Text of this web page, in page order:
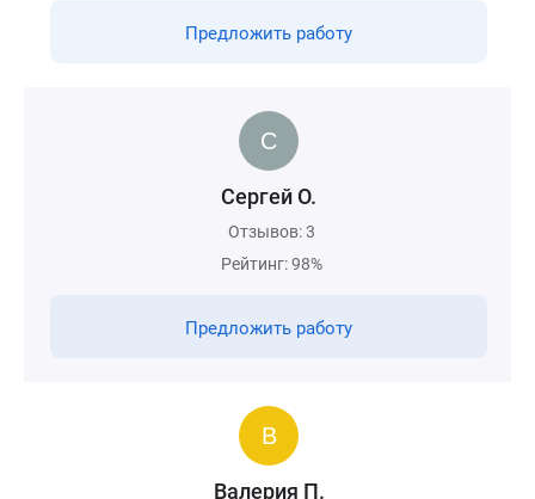
Предложить работу
Сергей О.
Отзывов: 3
Рейтинг: 98%
Предложить работу
Валерия П.